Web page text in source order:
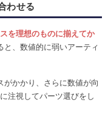
わせる
を理想のものに揃えてか
と、数値的に弱いアーティ
がかかり、さらに数値が向
注視してパーツ選びをし